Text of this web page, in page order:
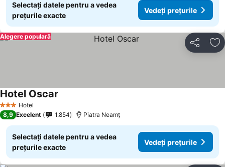
Selectați datele pentru a vedea
prețurile exacte
Vedeți prețurile
Distribuiți
Alegere populară
3 SteleHotel
Hotel Oscar
8,9 Excelent 1.854 Piatra Neamț
Selectați datele pentru a vedea
prețurile exacte
Vedeți prețurile